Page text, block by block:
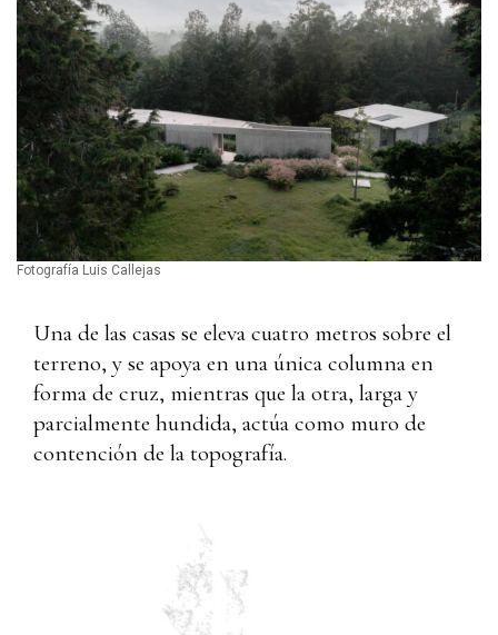
Fotografía Luis Callejas
Una de las casas se eleva cuatro metros sobre el
terreno, y se apoya en una única columna en
forma de cruz, mientras que la otra, larga y
parcialmente hundida, actúa como muro de
contención de la topografía.